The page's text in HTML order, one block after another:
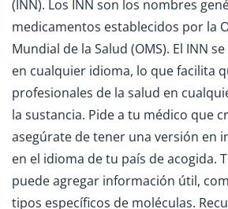
(INN). Los INN son los nombres
medicamentos establecidos por la
Mundial de la Salud (OMS). El INN
en cualquier idioma, lo que facilita
profesionales de la salud en
la sustancia. Pide a tu médico que
asegúrate de tener una versión en
en el idioma de tu país de acogida.
puede agregar información útil,
tipos específicos de moléculas.